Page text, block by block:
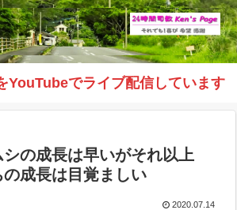
YouTubeでライブ配信しています
の成長は早いがそれ以上
成長は目覚ましい
2020.07.14